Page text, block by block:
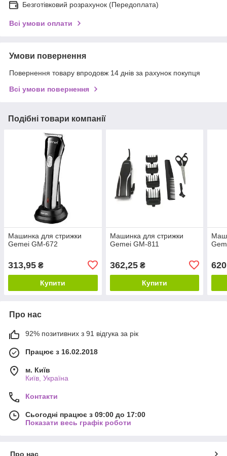
Безготівковий розрахунок (Передоплата)
Всі умови оплати
Умови повернення
Повернення товару впродовж 14 днів за рахунок покупця
Всі умови повернення
Подібні товари компанії
Машинка для стрижки
Gemei GM-672
313,95 ₴
Купити
Машинка для стрижки
Gemei GM-811
362,25₴
Купити
620
Про нас
92% позитивних з 91 відгука за рік
Працює з 16.02.2018
м. Київ
Київ, Україна
Контакти
Сьогодні працює з 09:00 до 17:00
Показати весь графік роботи
Про нас